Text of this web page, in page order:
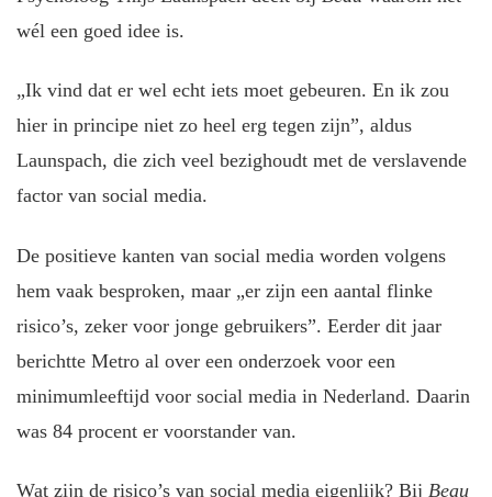
wél een goed idee is.
„Ik vind dat er wel echt iets moet gebeuren. En ik zou
hier in principe niet zo heel erg tegen zijn”, aldus
Launspach, die zich veel bezighoudt met de verslavende
factor van social media.
De positieve kanten van social media worden volgens
hem vaak besproken, maar „er zijn een aantal flinke
risico’s, zeker voor jonge gebruikers”. Eerder dit jaar
berichtte Metro al over een onderzoek voor een
minimumleeftijd voor social media in Nederland. Daarin
was 84 procent er voorstander van.
Wat zijn de risico’s van social media eigenlijk? Bij Beau